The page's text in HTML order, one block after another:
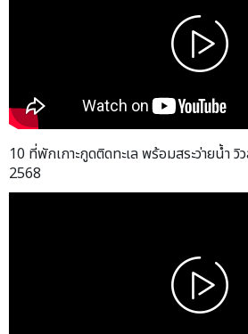
10 ที่พักเกาะกูดติดทะเล พร้อมสระว่ายน้ำ
2568